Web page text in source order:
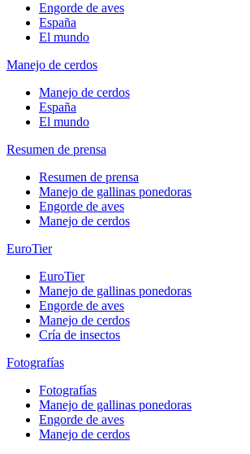
Engorde de aves
España
El mundo
Manejo de cerdos
Manejo de cerdos
España
El mundo
Resumen de prensa
Resumen de prensa
Manejo de gallinas ponedoras
Engorde de aves
Manejo de cerdos
EuroTier
EuroTier
Manejo de gallinas ponedoras
Engorde de aves
Manejo de cerdos
Cría de insectos
Fotografías
Fotografías
Manejo de gallinas ponedoras
Engorde de aves
Manejo de cerdos